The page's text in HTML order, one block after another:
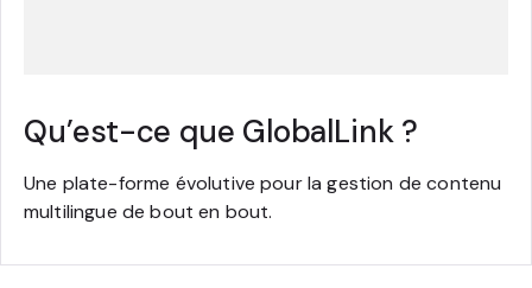
Qu’est-ce que GlobalLink ?
Une plate-forme évolutive pour la gestion de contenu
multilingue de bout en bout.